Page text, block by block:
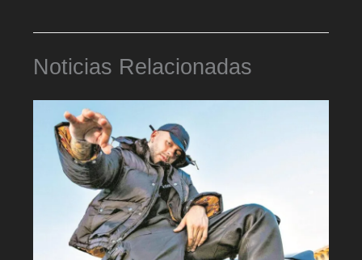
Noticias Relacionadas